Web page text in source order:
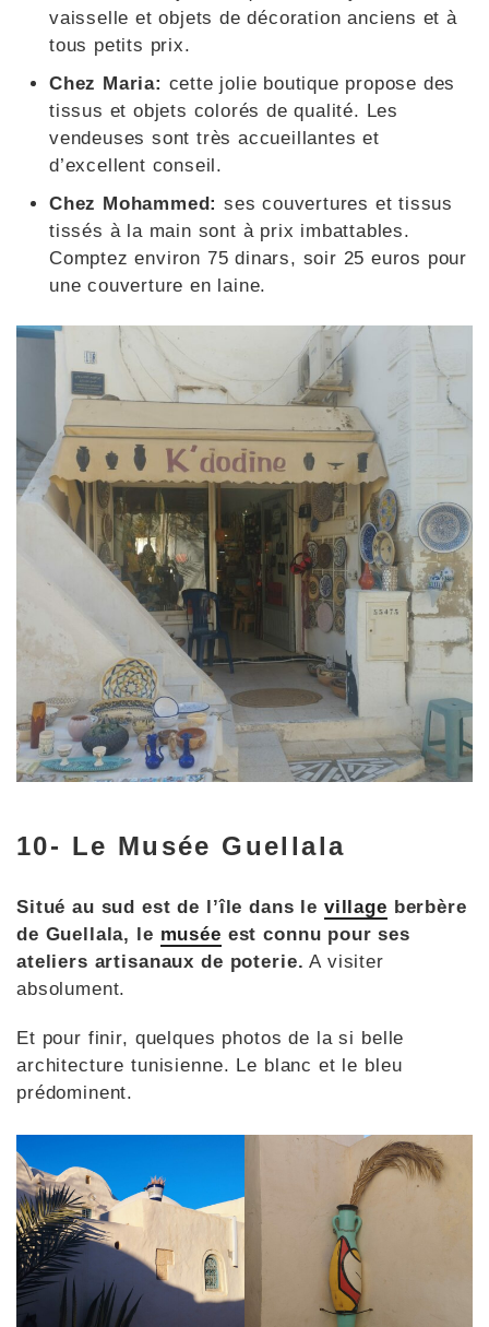
vaisselle et objets de décoration anciens et à
tous petits prix.
Chez Maria: cette jolie boutique propose des
tissus et objets colorés de qualité. Les
vendeuses sont très accueillantes et
d’excellent conseil.
Chez Mohammed: ses couvertures et tissus
tissés à la main sont à prix imbattables.
Comptez environ 75 dinars, soir 25 euros pour
une couverture en laine.
10- Le Musée Guellala
Situé au sud est de l’île dans le village berbère
de Guellala, le musée est connu pour ses
ateliers artisanaux de poterie. A visiter
absolument.
Et pour finir, quelques photos de la si belle
architecture tunisienne. Le blanc et le bleu
prédominent.